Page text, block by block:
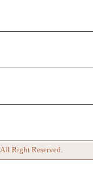
All Right Reserved.